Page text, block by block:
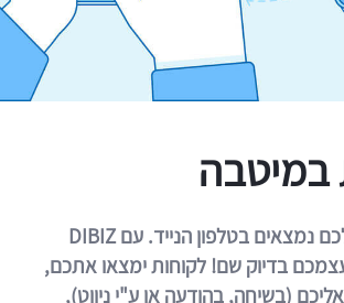
במיטבה
הלקוחות שלכם נמצאים בטלפון הנייד. עם DIBIZ
בדיוק שם! לקוחות ימצאו אתכם,
אליכם (בשיחה, בהודעה או ע"י ניווט),